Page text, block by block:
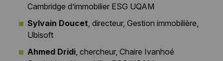
Cambridge d’immobilier ESG UQAM
Sylvain Doucet, directeur, Gestion immobilière,
Ubisoft
Ahmed Dridi, chercheur, Chaire Ivanhoé